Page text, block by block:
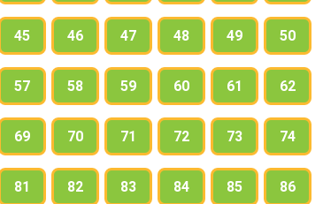
45 46 47 48 49 50
57 58 59 60 61 62
69 70 71 72 73 74
81 82 83 84 85 86